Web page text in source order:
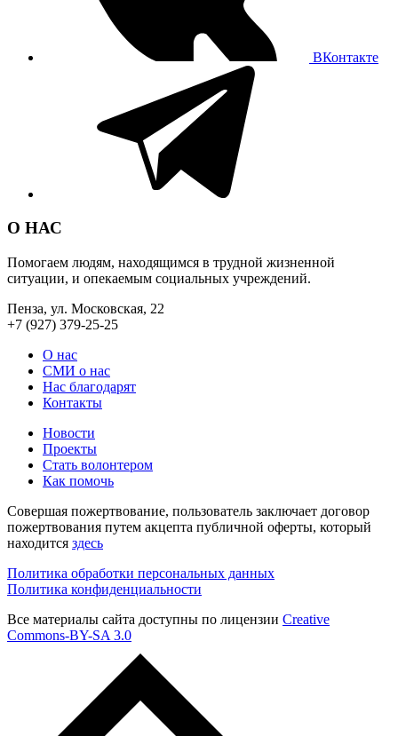
ВКонтакте
О НАС
Помогаем людям, находящимся в трудной жизненной
ситуации, и опекаемым социальных учреждений.
Пенза, ул. Московская, 22
+7 (927) 379-25-25
О нас
СМИ о нас
Нас благодарят
Контакты
Новости
Проекты
Стать волонтером
Как помочь
Совершая пожертвование, пользователь заключает договор
пожертвования путем акцепта публичной оферты, который
находится здесь
Политика обработки персональных данных
Политика конфиденциальности
Все материалы сайта доступны по лицензии Creative
Commons-BY-SA 3.0